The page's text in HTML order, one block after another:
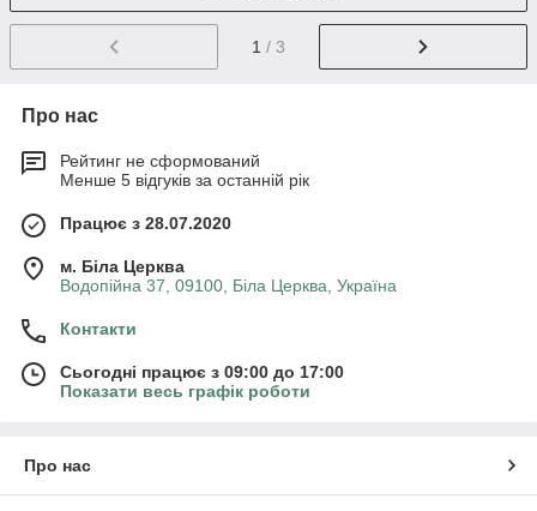
1 / 3
Про нас
Рейтинг не сформований
Менше 5 відгуків за останній рік
Працює з 28.07.2020
м. Біла Церква
Водопійна 37, 09100, Біла Церква, Україна
Контакти
Сьогодні працює з 09:00 до 17:00
Показати весь графік роботи
Про нас